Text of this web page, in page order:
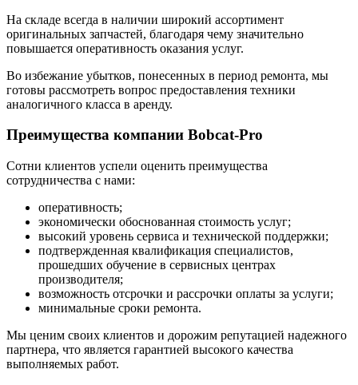
На складе всегда в наличии широкий ассортимент
оригинальных запчастей, благодаря чему значительно
повышается оперативность оказания услуг.
Во избежание убытков, понесенных в период ремонта, мы
готовы рассмотреть вопрос предоставления техники
аналогичного класса в аренду.
Преимущества компании Bobcat-Pro
Сотни клиентов успели оценить преимущества
сотрудничества с нами:
оперативность;
экономически обоснованная стоимость услуг;
высокий уровень сервиса и технической поддержки;
подтвержденная квалификация специалистов,
прошедших обучение в сервисных центрах
производителя;
возможность отсрочки и рассрочки оплаты за услуги;
минимальные сроки ремонта.
Мы ценим своих клиентов и дорожим репутацией надежного
партнера, что является гарантией высокого качества
выполняемых работ.